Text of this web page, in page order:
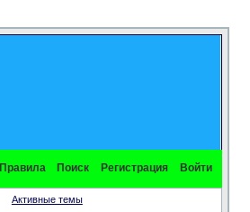
Правила Поиск Регистрация Войти
Активные темы